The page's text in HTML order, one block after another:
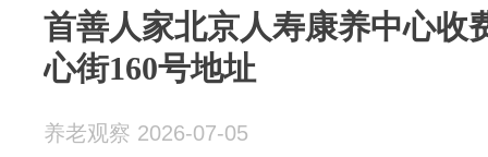
首善人家北京人寿康养中心收
心街160号地址
养老观察 2026-07-05